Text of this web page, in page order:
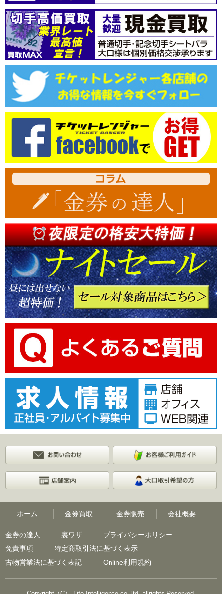
ホーム 金券買取 金券販売 会社概要
金券の達人 裏ワザ
プライバシーポリシー
免責事項
特定商取引法に基づく表示
古物営業法に基づく表記
Online利用規約